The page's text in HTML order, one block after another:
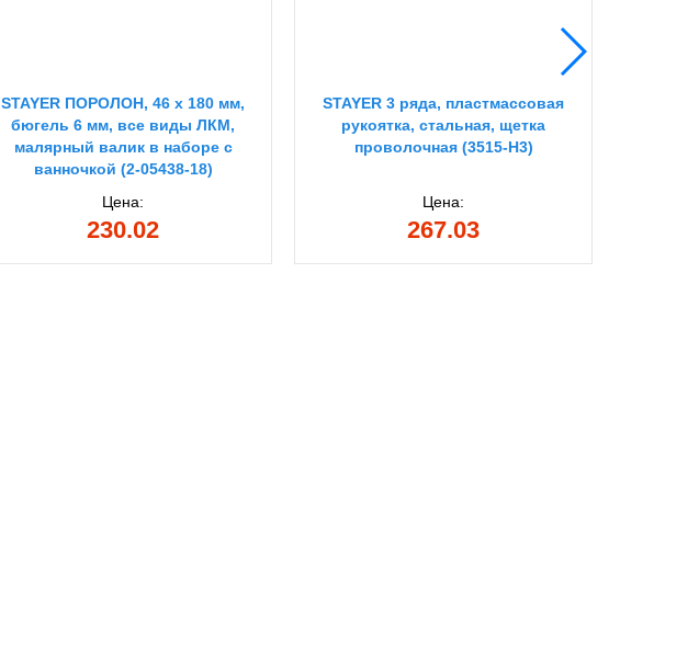
STAYER ПОРОЛОН, 46 х 180 мм,
бюгель 6 мм, все виды ЛКМ,
малярный валик в наборе с
ванночкой (2-05438-18)
Цена:
230.02
STAYER 3 ряда, пластмассовая
рукоятка, стальная, щетка
проволочная (3515-H3)
Цена:
267.03